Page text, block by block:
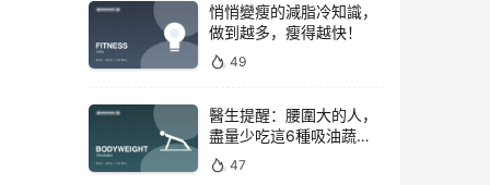
悄悄變瘦的減脂冷知識，
做到越多，瘦得越快！
49
醫生提醒：腰圍大的人，
盡量少吃這6種吸油蔬
菜！47